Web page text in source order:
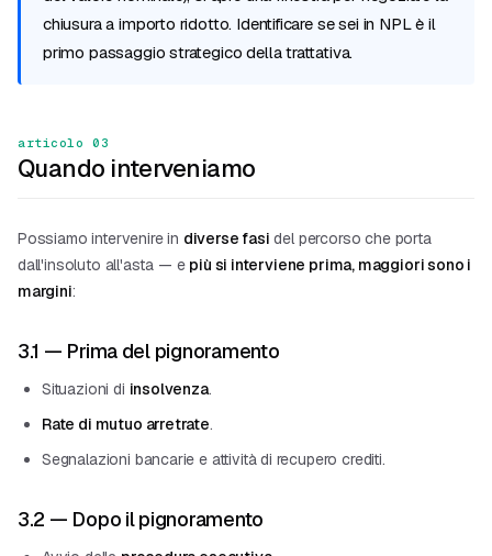
chiusura a importo ridotto. Identificare se sei in NPL è il
primo passaggio strategico della trattativa.
articolo 03
Quando interveniamo
Possiamo intervenire in diverse fasi del percorso che porta
dall'insoluto all'asta — e più si interviene prima, maggiori sono i
margini:
3.1 — Prima del pignoramento
Situazioni di insolvenza.
Rate di mutuo arretrate.
Segnalazioni bancarie e attività di recupero crediti.
3.2 — Dopo il pignoramento